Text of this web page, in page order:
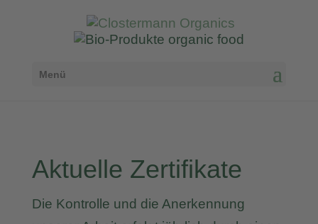
Menü
Aktuelle Zertifikate
Die Kontrolle und die Anerkennung